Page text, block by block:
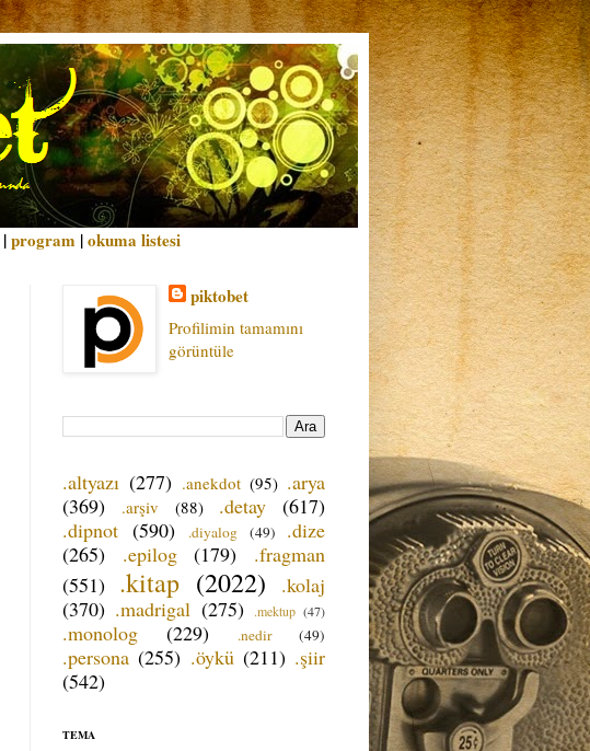
|program |okuma listesi
piktobet
Profilimin tamamını
görüntüle
.altyazı (277) .anekdot (95) .arya
(369)
.arşiv (88) .detay
(617)
.dipnot (590) .diyalog (49)
.dize
(265)
.epilog (179)
.fragman
(551) .kitap (2022)
.kolaj
(370) .madrigal (275) .mektup (47)
.monolog (229) .nedir (49)
.persona (255) .öykü (211) .şiir
(542)
TEMA